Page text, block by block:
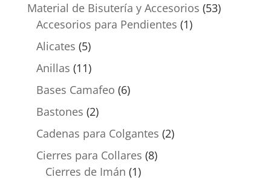
Material de Bisutería y Accesorios (53)
Accesorios para Pendientes (1)
Alicates (5)
Anillas (11)
Bases Camafeo (6)
Bastones (2)
Cadenas para Colgantes (2)
Cierres para Collares (8)
Cierres de Imán (1)